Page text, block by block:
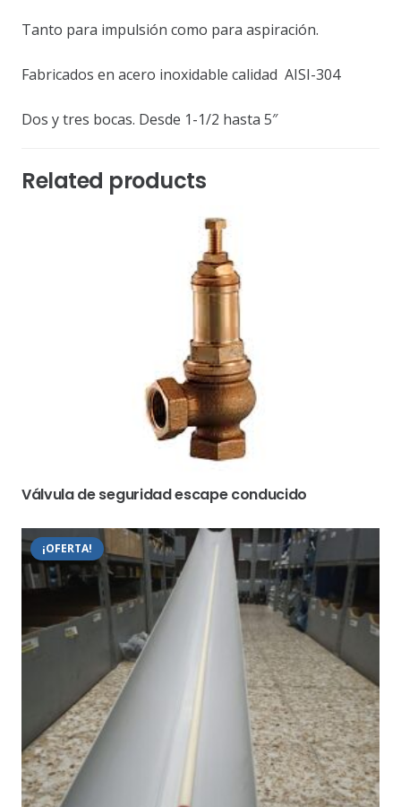
Tanto para impulsión como para aspiración.
Fabricados en acero inoxidable calidad AISI-304
Dos y tres bocas. Desde 1-1/2 hasta 5″
Related products
Válvula de seguridad escape conducido
¡OFERTA!